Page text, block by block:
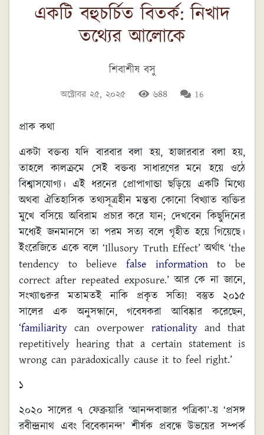
একটি বহুচর্চিত বিতর্ক: নিখাদ
তথ্যের আলোকে
শিবাশীষ বসু
অক্টোবর ২৫, ২০২৫ ৬৪৪ 16
প্রাক কথা
একটা বক্তব্য যদি বারবার বলা হয়, হাজারবার বলা হয়,
তাহলে কালক্রমে সেই বক্তব্য সাধারণের মনে হয়ে ওঠে
বিশ্বাসযোগ্য। এই ধরনের প্রোপাগান্ডা ছড়িয়ে একটি মিথ্যে
অথবা ঐতিহাসিক তথ্যসূত্রহীন মন্তব্য কোনো বিখ্যাত ব্যক্তির
মুখে বসিয়ে অবিরাম প্রচার করে যান; দেখবেন কিছুদিনের
মধ্যেই জনমানসে তা পরম সত্য বলে গৃহীত হয়ে গিয়েছে।
ইংরেজিতে একে বলে ‘Illusory Truth Effect’ অর্থাৎ ‘the
tendency to believe false informationto be
correct after repeated exposure.’ আর কে না জানে,
সংখ্যাগুরুর মতামতই নাকি প্রকৃত সত্যি! বস্তুত ২০১৫
সালের এক অনুসন্ধানে, গবেষকরা আবিষ্কার করেছেন,
‘familiarity can overpower rationalityand that
repetitively hearing that a certain statement is
wrong can paradoxically cause it to feel right.’
১
২০২০ সালের ৭ ফেব্রুয়ারি ‘আনন্দবাজার পত্রিকা’-য় ‘প্রসঙ্গ
রবীন্দ্রনাথ এবং বিবেকানন্দ’ শীর্ষক প্রবন্ধে উভয়ের সম্পর্ক